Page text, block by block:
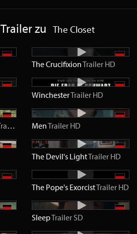
zu The Closet
The CrucifixionTrailer HD
WinchesterTrailer HD
MenTrailer HD
The Devil's LightTrailer HD
The Pope's ExorcistTrailer HD
SleepTrailer SD